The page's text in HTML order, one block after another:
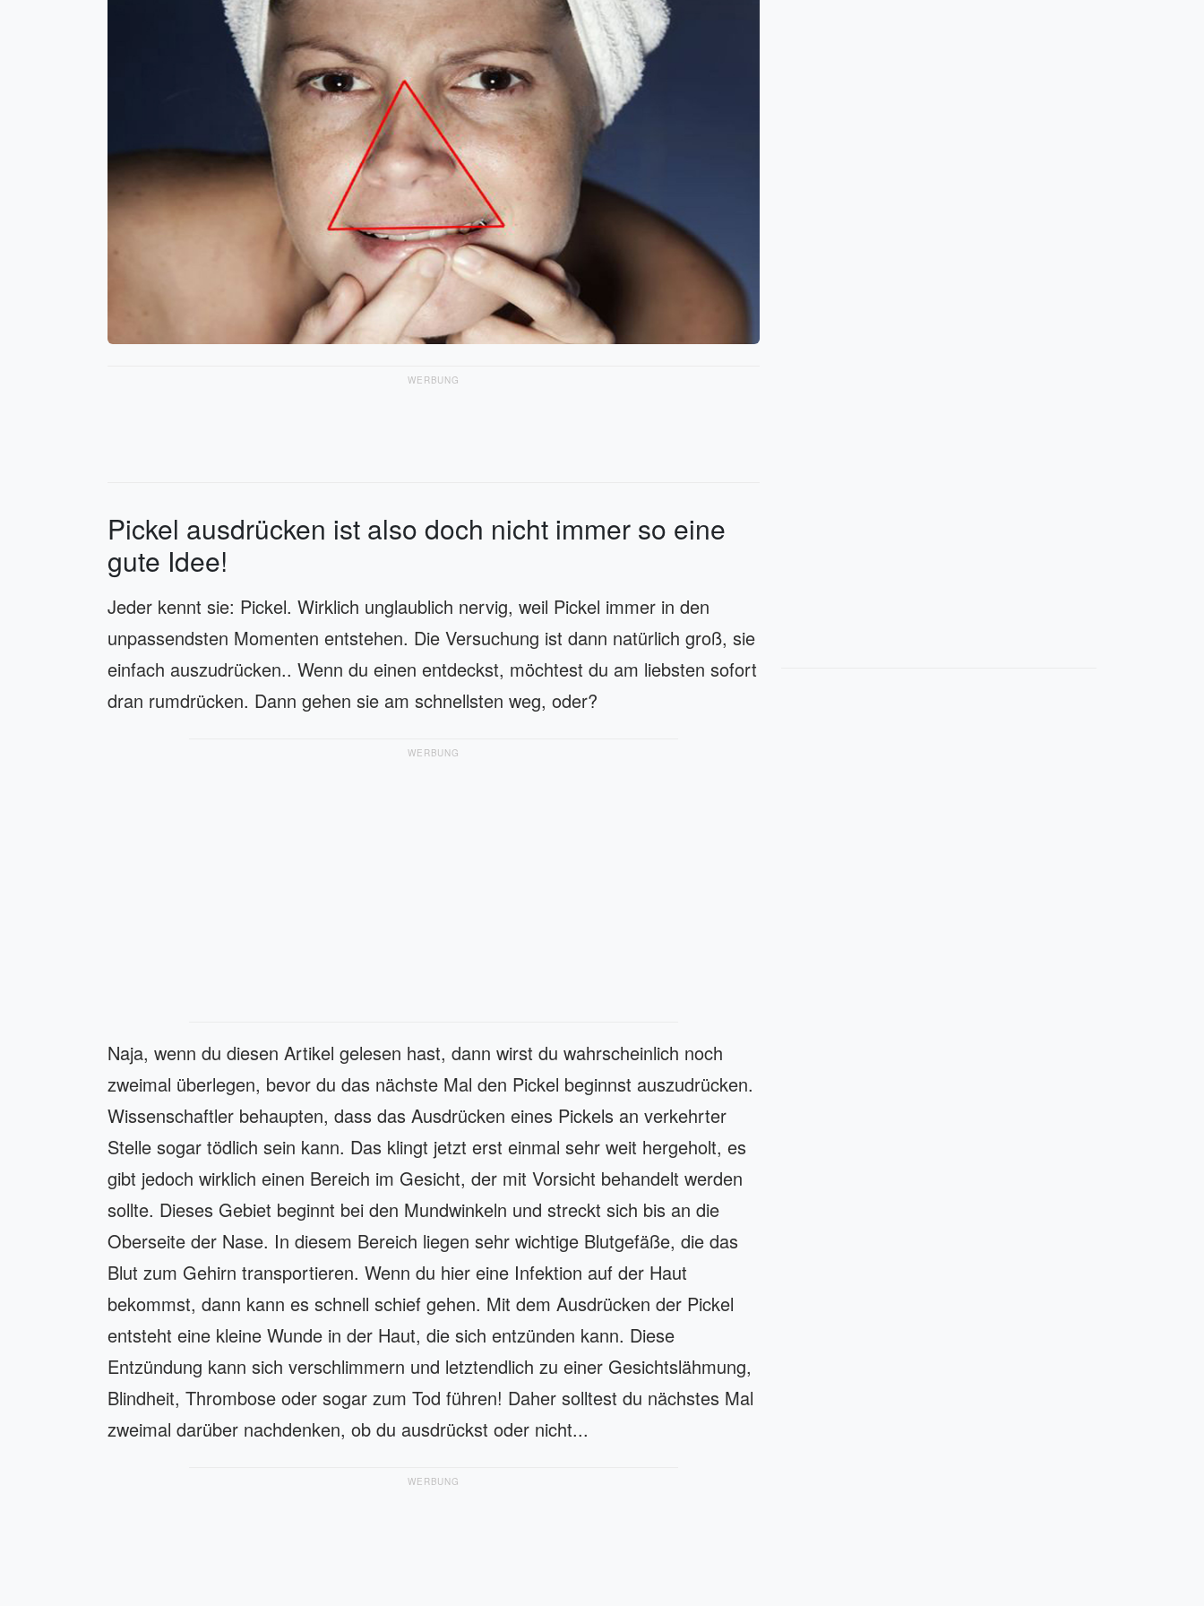
WERBUNG
Pickel ausdrücken ist also doch nicht immer so eine
gute Idee!
Jeder kennt sie: Pickel. Wirklich unglaublich nervig, weil Pickel immer in den
unpassendsten Momenten entstehen. Die Versuchung ist dann natürlich groß, sie
einfach auszudrücken.. Wenn du einen entdeckst, möchtest du am liebsten sofort
dran rumdrücken. Dann gehen sie am schnellsten weg, oder?
WERBUNG
Naja, wenn du diesen Artikel gelesen hast, dann wirst du wahrscheinlich noch
zweimal überlegen, bevor du das nächste Mal den Pickel beginnst auszudrücken.
Wissenschaftler behaupten, dass das Ausdrücken eines Pickels an verkehrter
Stelle sogar tödlich sein kann. Das klingt jetzt erst einmal sehr weit hergeholt, es
gibt jedoch wirklich einen Bereich im Gesicht, der mit Vorsicht behandelt werden
sollte. Dieses Gebiet beginnt bei den Mundwinkeln und streckt sich bis an die
Oberseite der Nase. In diesem Bereich liegen sehr wichtige Blutgefäße, die das
Blut zum Gehirn transportieren. Wenn du hier eine Infektion auf der Haut
bekommst, dann kann es schnell schief gehen. Mit dem Ausdrücken der Pickel
entsteht eine kleine Wunde in der Haut, die sich entzünden kann. Diese
Entzündung kann sich verschlimmern und letztendlich zu einer Gesichtslähmung,
Blindheit, Thrombose oder sogar zum Tod führen! Daher solltest du nächstes Mal
zweimal darüber nachdenken, ob du ausdrückst oder nicht...
WERBUNG